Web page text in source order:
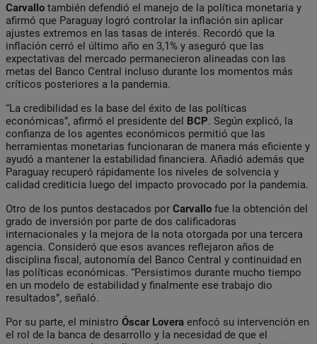
Carvallo también defendió el manejo de la política monetaria y
afirmó que Paraguay logró controlar la inflación sin aplicar
ajustes extremos en las tasas de interés. Recordó que la
inflación cerró el último año en 3,1% y aseguró que las
expectativas del mercado permanecieron alineadas con las
metas del Banco Central incluso durante los momentos más
críticos posteriores a la pandemia.
“La credibilidad es la base del éxito de las políticas
económicas”, afirmó el presidente del BCP. Según explicó, la
confianza de los agentes económicos permitió que las
herramientas monetarias funcionaran de manera más eficiente y
ayudó a mantener la estabilidad financiera. Añadió además que
Paraguay recuperó rápidamente los niveles de solvencia y
calidad crediticia luego del impacto provocado por la pandemia.
Otro de los puntos destacados por Carvallo fue la obtención del
grado de inversión por parte de dos calificadoras
internacionales y la mejora de la nota otorgada por una tercera
agencia. Consideró que esos avances reflejaron años de
disciplina fiscal, autonomía del Banco Central y continuidad en
las políticas económicas. “Persistimos durante mucho tiempo
en un modelo de estabilidad y finalmente ese trabajo dio
resultados”, señaló.
Por su parte, el ministro Óscar Lovera enfocó su intervención en
el rol de la banca de desarrollo y la necesidad de que el